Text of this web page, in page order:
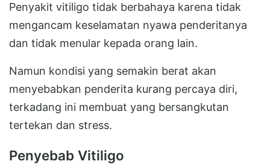
Penyakit vitiligo tidak berbahaya karena tidak
mengancam keselamatan nyawa penderitanya
dan tidak menular kepada orang lain.
Namun kondisi yang semakin berat akan
menyebabkan penderita kurang percaya diri,
terkadang ini membuat yang bersangkutan
tertekan dan stress.
Penyebab Vitiligo